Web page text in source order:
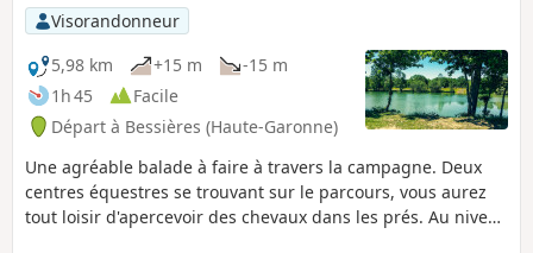
Visorandonneur
5,98 km
+15 m
-15 m
1h 45
Facile
Départ à Bessières (Haute-Garonne)
Une agréable balade à faire à travers la campagne. Deux
centres équestres se trouvant sur le parcours, vous aurez
tout loisir d'apercevoir des chevaux dans les prés. Au niveau